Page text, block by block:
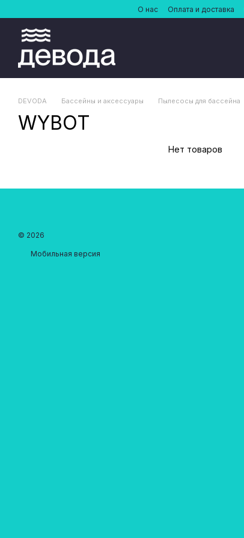
Перейти к основному контентуО нас Оплата и доставка
DEVODA Бассейны и аксессуары Пылесосы для бассейна
WYBOT
Нет товаров
© 2026
Мобильная версия